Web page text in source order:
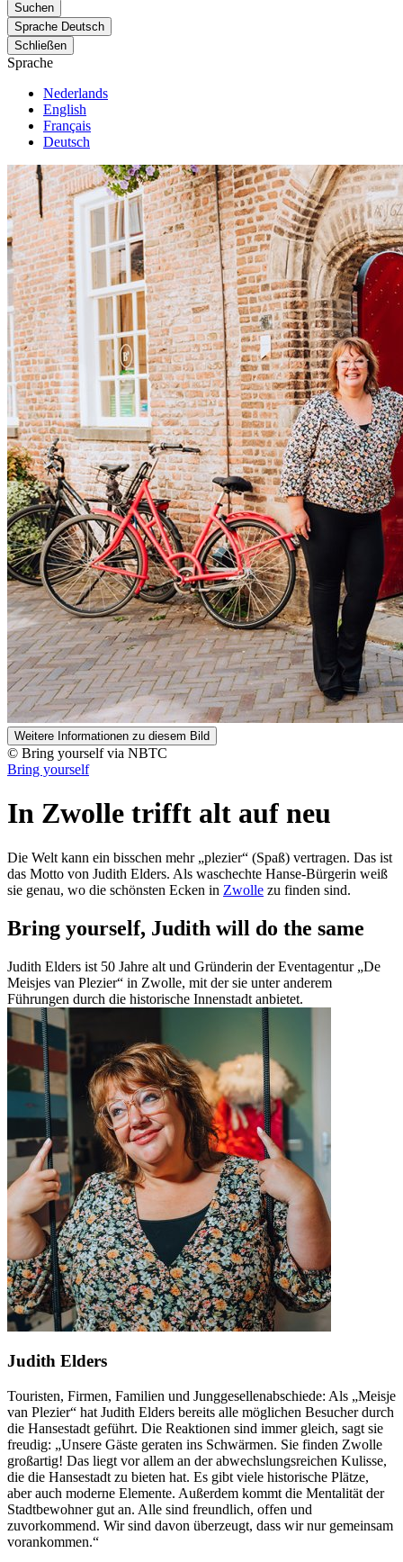
Suchen
Sprache Deutsch
Schließen
Sprache
Nederlands
English
Français
Deutsch
Weitere Informationen zu diesem Bild
© Bring yourself via NBTC
Bring yourself
In Zwolle trifft alt auf neu
Die Welt kann ein bisschen mehr „plezier“ (Spaß) vertragen. Das ist
das Motto von Judith Elders. Als waschechte Hanse-Bürgerin weiß
sie genau, wo die schönsten Ecken in Zwolle zu finden sind.
Bring yourself, Judith will do the same
Judith Elders ist 50 Jahre alt und Gründerin der Eventagentur „De
Meisjes van Plezier“ in Zwolle, mit der sie unter anderem
Führungen durch die historische Innenstadt anbietet.
Judith Elders
Touristen, Firmen, Familien und Junggesellenabschiede: Als „Meisje
van Plezier“ hat Judith Elders bereits alle möglichen Besucher durch
die Hansestadt geführt. Die Reaktionen sind immer gleich, sagt sie
freudig: „Unsere Gäste geraten ins Schwärmen. Sie finden Zwolle
großartig! Das liegt vor allem an der abwechslungsreichen Kulisse,
die die Hansestadt zu bieten hat. Es gibt viele historische Plätze,
aber auch moderne Elemente. Außerdem kommt die Mentalität der
Stadtbewohner gut an. Alle sind freundlich, offen und
zuvorkommend. Wir sind davon überzeugt, dass wir nur gemeinsam
vorankommen.“